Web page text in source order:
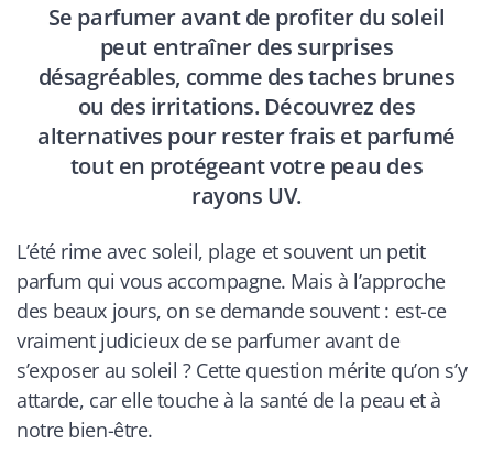
Se parfumer avant de profiter du soleil
peut entraîner des surprises
désagréables, comme des taches brunes
ou des irritations. Découvrez des
alternatives pour rester frais et parfumé
tout en protégeant votre peau des
rayons UV.
L’été rime avec soleil, plage et souvent un petit
parfum qui vous accompagne. Mais à l’approche
des beaux jours, on se demande souvent : est-ce
vraiment judicieux de se parfumer avant de
s’exposer au soleil ? Cette question mérite qu’on s’y
attarde, car elle touche à la santé de la peau et à
notre bien-être.